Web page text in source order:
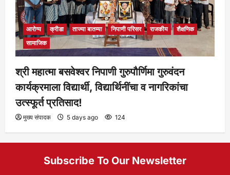
आरोग्य क्रीडा ताज्या बातम्या निपाणी परिसर राजकीय
शैक्षणिक
सामाजिक
श्री महात्मा बसवेश्वर निपाणी गुरुपौर्णिमा गुरुवंदन
कार्यक्रमाला विद्यार्थी, विद्यार्थिनींचा व नागरिकांचा
उत्स्फूर्त प्रतिसाद!
मुख्य संपादक 5 days ago 124
Subscribe To Our Newsletter